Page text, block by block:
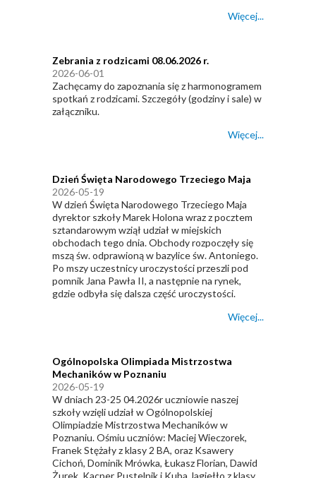
Więcej...
Zebrania z rodzicami 08.06.2026 r.
2026-06-01
Zachęcamy do zapoznania się z harmonogramem
spotkań z rodzicami. Szczegóły (godziny i sale) w
załączniku.
Więcej...
Dzień Święta Narodowego Trzeciego Maja
2026-05-19
W dzień Święta Narodowego Trzeciego Maja
dyrektor szkoły Marek Holona wraz z pocztem
sztandarowym wziął udział w miejskich
obchodach tego dnia. Obchody rozpoczęły się
mszą św. odprawioną w bazylice św. Antoniego.
Po mszy uczestnicy uroczystości przeszli pod
pomnik Jana Pawła II, a następnie na rynek,
gdzie odbyła się dalsza część uroczystości.
Więcej...
Ogólnopolska Olimpiada Mistrzostwa
Mechaników w Poznaniu
2026-05-19
W dniach 23-25 04.2026r uczniowie naszej
szkoły wzięli udział w Ogólnopolskiej
Olimpiadzie Mistrzostwa Mechaników w
Poznaniu. Ośmiu uczniów: Maciej Wieczorek,
Franek Stężały z klasy 2 BA, oraz Ksawery
Cichoń, Dominik Mrówka, Łukasz Florian, Dawid
Żurek, Kacper Pustelnik i Kuba Jagiełło z klasy